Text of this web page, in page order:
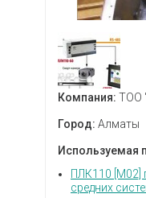
Компания: ТОО
Город: Алматы
Используемая
ПЛК110 [М02]
средних